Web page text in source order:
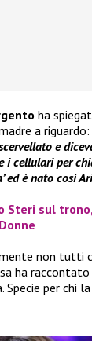
ha
a riguardo:
e
i cellulari per
ed è nato così
Steri sul
non tutti
ha raccontato
per chi